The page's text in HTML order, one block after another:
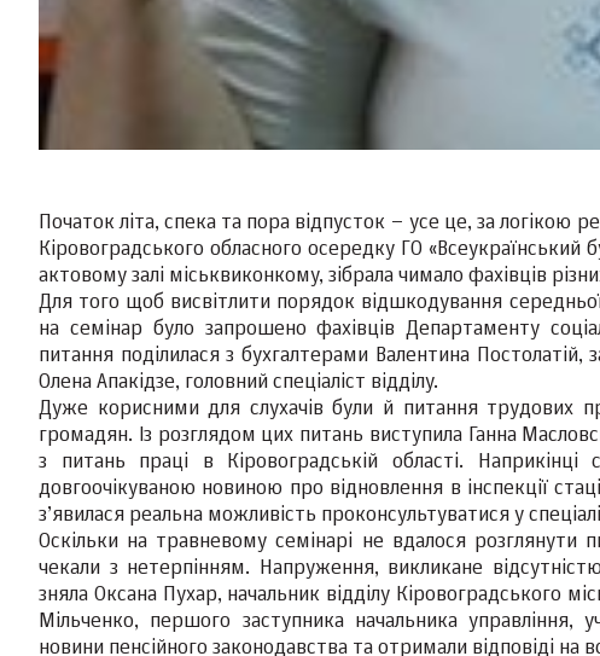
Початок літа, спека та пора відпусток – усе це, за логікою
Кіровоградського обласного осередку ГО «Всеукраїнський
актовому залі міськвиконкому, зібрала чимало фахівців
Для того щоб висвітлити порядок відшкодування
на семінар було запрошено фахівців Департаменту
питання поділилася з бухгалтерами Валентина Постолатій,
Олена Апакідзе, головний спеціаліст відділу.
Дуже корисними для слухачів були й питання трудових
громадян. Із розглядом цих питань виступила Ганна
з питань праці в Кіровоградській області. Наприкінці
довгоочікуваною новиною про відновлення в інспекції
з’явилася реальна можливість проконсультуватися у
Оскільки на травневому семінарі не вдалося розглянути
чекали з нетерпінням. Напруження, викликане
зняла Оксана Пухар, начальник відділу Кіровоградського
Мільченко, першого заступника начальника управління,
новини пенсійного законодавства та отримали відповіді на